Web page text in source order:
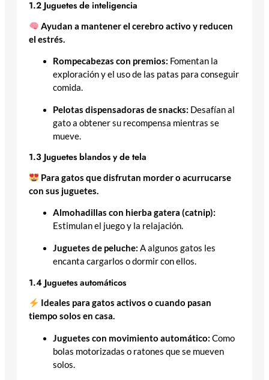
1.2 Juguetes de inteligencia
Ayudan a mantener el cerebro activo y reducen
el estrés.
Rompecabezas con premios: Fomentan la
exploración y el uso de las patas para conseguir
comida.
Pelotas dispensadoras de snacks: Desafían al
gato a obtener su recompensa mientras se
mueve.
1.3 Juguetes blandos y de tela
Para gatos que disfrutan morder o acurrucarse
con sus juguetes.
Almohadillas con hierba gatera (catnip):
Estimulan el juego y la relajación.
Juguetes de peluche: A algunos gatos les
encanta cargarlos o dormir con ellos.
1.4 Juguetes automáticos
Ideales para gatos activos o cuando pasan
tiempo solos en casa.
Juguetes con movimiento automático: Como
bolas motorizadas o ratones que se mueven
solos.